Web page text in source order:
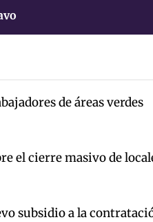
de áreas verdes
el cierre masivo de
subsidio a la